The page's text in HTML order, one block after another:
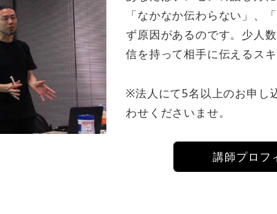
「なかなか伝わらない」、
ず原因があるのです。少人
信を持って相手に伝えるス
※法人にて5名以上のお申し
わせくださいませ。
講師プロフ